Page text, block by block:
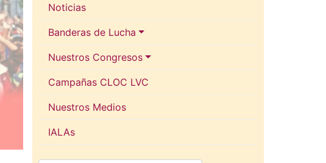
Noticias
Banderas de Lucha
Nuestros Congresos
Campañas CLOC LVC
Nuestros Medios
IALAs